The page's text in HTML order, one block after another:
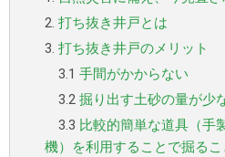
2. 打ち抜き井戸とは
3. 打ち抜き井戸のメリット
3.1 手間がかからない
3.2 掘り出す土砂の量が少
3.3 比較的簡単な道具（手
機）を利用することで掘る